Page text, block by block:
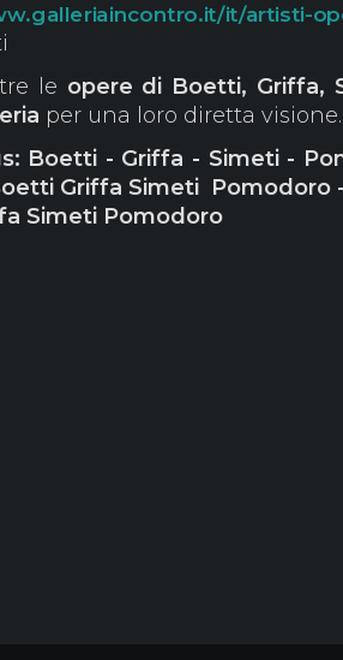
it/artisti-
le opere di Boetti, Griffa,
per una loro diretta visione.
Boetti - Griffa - Simeti -
Griffa Simeti Pomodoro
Simeti Pomodoro